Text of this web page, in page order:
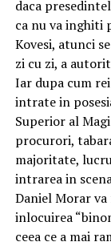
daca
ca nu va inghiti
Kovesi, atunci
zi cu zi, a
Iar dupa cum
intrate in
Superior al
procurori,
majoritate,
intrarea in
Daniel Morar
inlocuirea
ceea ce a mai